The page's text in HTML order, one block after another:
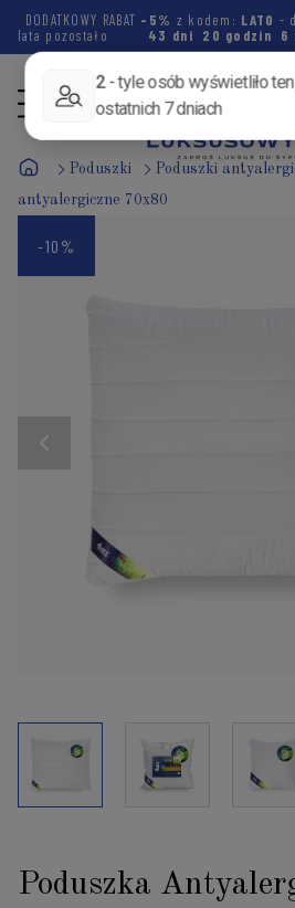
DODATKOWY RABAT -5% z kodem: LATO -
lata pozostało
43 dni 20 godzin 6
Poduszki Poduszki
antyalergiczne 70x80
Poduszka
-10%